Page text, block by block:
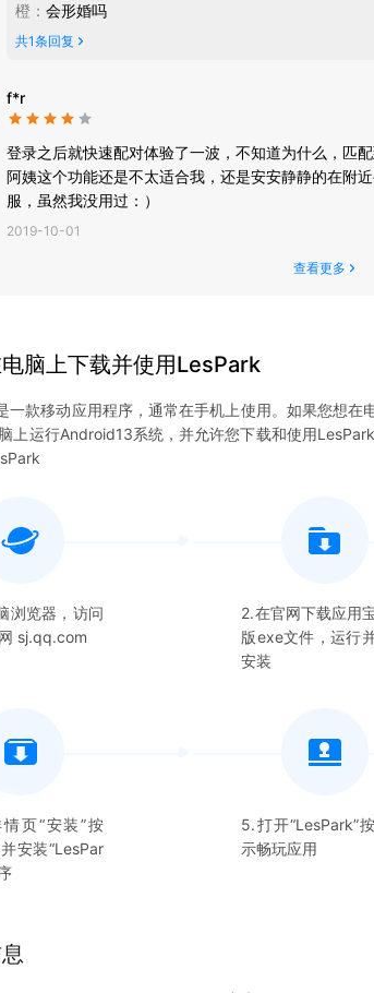
橙 ： 会形婚吗
共1条回复
f*r
登录之后就快速配对体验了一波，不知道为什么，匹
阿姨这个功能还是不太适合我，还是安安静静的在附
服，虽然我没用过：）
2019-10-01
查看更多
脑上下载并使用LesPark
一款移动应用程序，通常在手机上使用。如果您想在
上运行Android13系统，并允许您下载和使用LesPark
浏览器，访问
sj.qq.com
2.在官网下载应用
版exe文件，运行
安装
页“安装”按
安装“LesPar
5.打开“LesPark”
示畅玩应用